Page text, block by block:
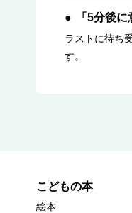
「5分後
ラストに待ち
す。
こどもの本
絵本